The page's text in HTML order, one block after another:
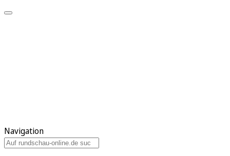
Navigation